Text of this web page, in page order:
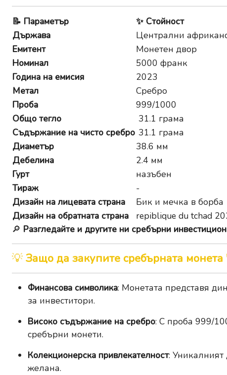
📝 Параметър ✨ Стойност
Държава
Централни
Емитент
Монетен двор
Номинал
5000 франк
Година на емисия
2023
Метал
Сребро
Проба
999/1000
Общо тегло
31.1 грама
Съдържание на чисто сребро 31.1 грама
Диаметър
38.6 мм
Дебелина
2.4 мм
Гурт
назъбен
Тираж
-
Дизайн на лицевата страна
Бик и мечка в борба
Дизайн на обратната страна
repiblique du tchad
🔎 Разгледайте и другите ни сребърни
💡 Защо да закупите сребърната
Финансова символика: Монетата представя
за инвеститори.
Високо съдържание на сребро: С проба 999/
сребърни монети.
Колекционерска привлекателност: Уникалният
желана.